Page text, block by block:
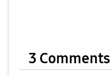
3 Comments